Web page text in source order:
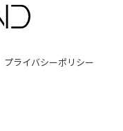
プライバシーポリシー